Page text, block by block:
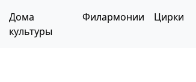
Дома
культуры
Филармонии Цирки